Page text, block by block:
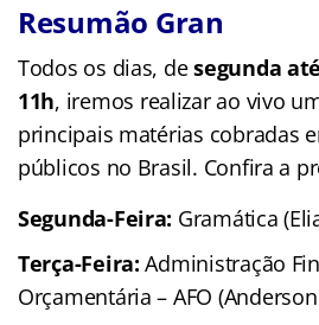
Resumão Gran
Todos os dias, desegunda
11h, iremos realizar ao vivo
principais matérias cobradas
públicos no Brasil. Confira a
Segunda-Feira: Gramática
Terça-Feira: Administração
Orçamentária – AFO